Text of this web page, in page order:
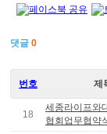
댓글 0
번호 제
18
세종라이프와
협회업무협약